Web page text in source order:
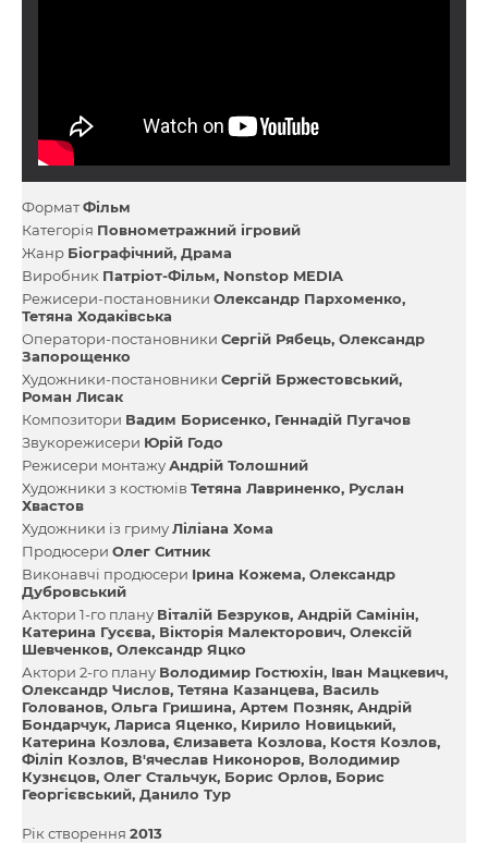
ФорматФільм
Категорія Повнометражний ігровий
Жанр Біографічний Драма
Виробник Патріот-Фільм Nonstop MEDIA
Режисери-постановники Олександр Пархоменко
Тетяна Ходаківська
Оператори-постановники Сергій Рябець Олександр
Запорощенко
Художники-постановники Сергій Бржестовський
Роман Лисак
Композитори Вадим Борисенко Геннадій Пугачов
Звукорежисери Юрій Годо
Режисери монтажуАндрій Толошний
Художники з костюмів Тетяна Лавриненко Руслан
Хвастов
Художники із гримуЛіліана Хома
Продюсери Олег Ситник
Виконавчі продюсери Ірина Кожема Олександр
Дубровський
Актори 1-го плану Віталій Безруков Андрій Самінін
Катерина Гусєва Вікторія Малекторович Олексій
Шевченков Олександр Яцко
Актори 2-го плану Володимир Гостюхін Іван Мацкевич
Олександр Числов Тетяна Казанцева Василь
Голованов Ольга Гришина Артем Позняк Андрій
Бондарчук Лариса Яценко Кирило Новицький
Катерина Козлова Єлизавета Козлова Костя Козлов
Філіп Козлов В'ячеслав Никоноров Володимир
Кузнєцов Олег Стальчук Борис Орлов Борис
Георгієвський Данило Тур
Рік створення 2013